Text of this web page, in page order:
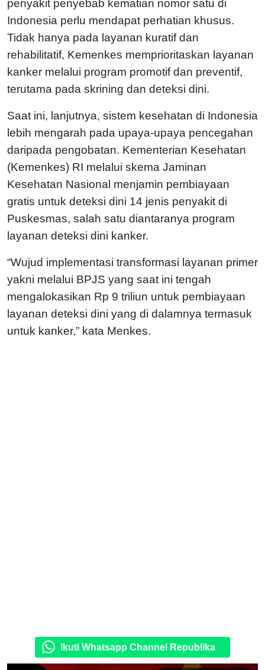
penyakit penyebab kematian nomor satu di
Indonesia perlu mendapat perhatian khusus.
Tidak hanya pada layanan kuratif dan
rehabilitatif, Kemenkes memprioritaskan layanan
kanker melalui program promotif dan preventif,
terutama pada skrining dan deteksi dini.
Saat ini, lanjutnya, sistem kesehatan di Indonesia
lebih mengarah pada upaya-upaya pencegahan
daripada pengobatan. Kementerian Kesehatan
(Kemenkes) RI melalui skema Jaminan
Kesehatan Nasional menjamin pembiayaan
gratis untuk deteksi dini 14 jenis penyakit di
Puskesmas, salah satu diantaranya program
layanan deteksi dini kanker.
“Wujud implementasi transformasi layanan primer
yakni melalui BPJS yang saat ini tengah
mengalokasikan Rp 9 triliun untuk pembiayaan
layanan deteksi dini yang di dalamnya termasuk
untuk kanker,” kata Menkes.
Ikuti Whatsapp Channel Republika